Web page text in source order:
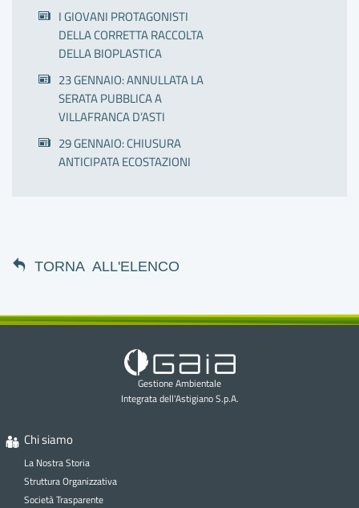
I GIOVANI PROTAGONISTI
DELLA CORRETTA RACCOLTA
DELLA BIOPLASTICA
23 GENNAIO: ANNULLATA LA
SERATA PUBBLICA A
VILLAFRANCA D’ASTI
29 GENNAIO: CHIUSURA
ANTICIPATA ECOSTAZIONI
TORNA ALL'ELENCO
Gestione Ambientale
Integrata dell'Astigiano S.p.A.
Chi siamo
La Nostra Storia
Struttura Organizzativa
Società Trasparente